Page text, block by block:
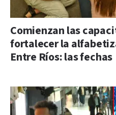
Comienzan las
fortalecer la
Entre Ríos: las fechas